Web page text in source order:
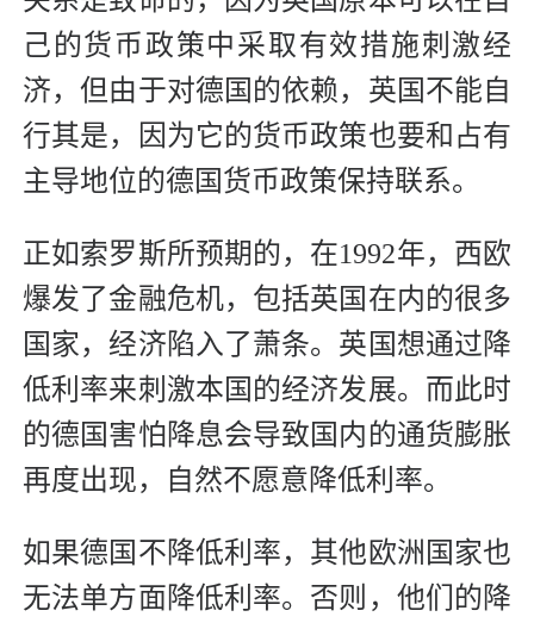
己的货币政策中采取有效措施刺激经
济，但由于对德国的依赖，英国不能自
行其是，因为它的货币政策也要和占有
主导地位的德国货币政策保持联系。
正如索罗斯所预期的，在1992年，西欧
爆发了金融危机，包括英国在内的很多
国家，经济陷入了萧条。英国想通过降
低利率来刺激本国的经济发展。而此时
的德国害怕降息会导致国内的通货膨胀
再度出现，自然不愿意降低利率。
如果德国不降低利率，其他欧洲国家也
无法单方面降低利率。否则，他们的降